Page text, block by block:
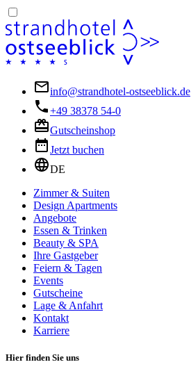
info@strandhotel-ostseeblick.de
+49 38378 54-0
Gutscheinshop
Jetzt buchen
DE
Zimmer & Suiten
Design Apartments
Angebote
Essen & Trinken
Beauty & SPA
Ihre Gastgeber
Feiern & Tagen
Events
Gutscheine
Lage & Anfahrt
Kontakt
Karriere
Hier finden Sie uns